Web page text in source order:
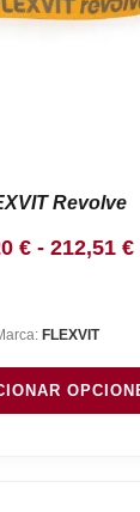
Revolve
€ - 212,51 €
FLEXVIT